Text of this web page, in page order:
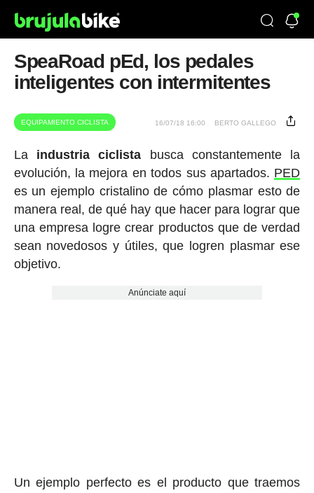
SpeaRoad pEd, los pedales
inteligentes con intermitentes
EQUIPAMIENTO CICLISTA 16/07/18 16:00 BERTO GALLEGO
La industria ciclista busca constantemente la
evolución, la mejora en todos sus apartados. PED
es un ejemplo cristalino de cómo plasmar esto de
manera real, de qué hay que hacer para lograr que
una empresa logre crear productos que de verdad
sean novedosos y útiles, que logren plasmar ese
objetivo.
Anúnciate aquí
Un ejemplo perfecto es el producto que traemos